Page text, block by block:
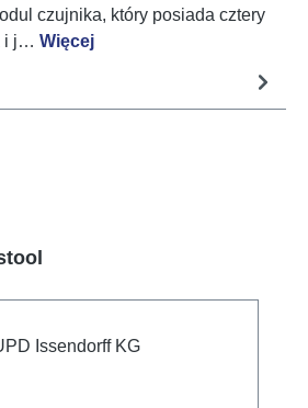
czujnika, który posiada cztery
i j… Więcej